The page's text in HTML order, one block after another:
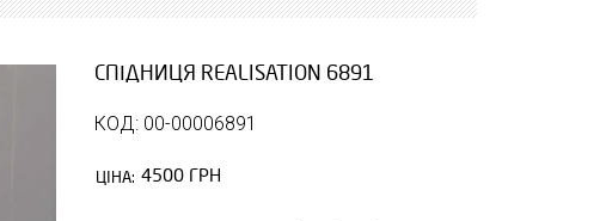
СПІДНИЦЯ REALISATION 6891
КОД: 00-00006891
ЦІНА: 4500 ГРН